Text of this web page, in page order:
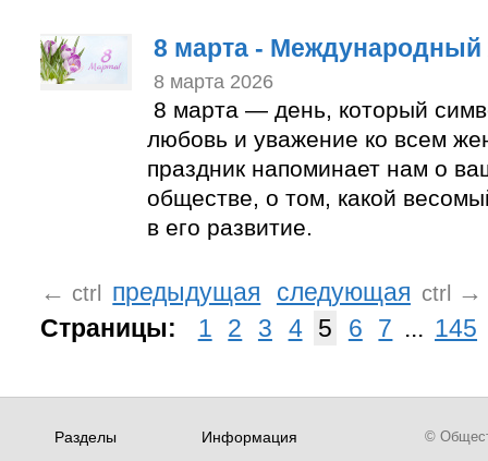
8 марта - Международный
8 марта 2026
8 марта — день, который
любовь и уважение ко всем
праздник напоминает нам о
обществе, о том, какой
в его развитие.
← ctrl предыдущая следующая ctrl
→
Страницы:
1 2 3 4 5 6 7 ... 145
Разделы Информация ©